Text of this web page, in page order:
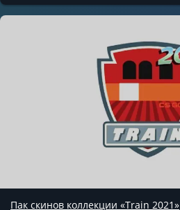
Пак скинов коллекции «Train 2021»